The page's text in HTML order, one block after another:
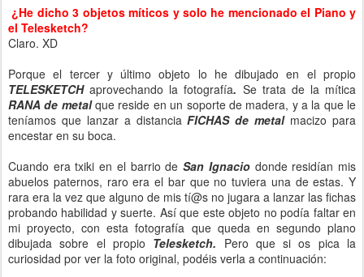
¿He dicho 3 objetos míticos y solo he mencionado el Piano y
el Telesketch?
Claro. XD
Porque el tercer y último objeto lo he dibujado en el propio
TELESKETCHaprovechando la fotografía. Se trata de la mítica
RANA de metalque reside en un soporte de madera, y a la que le
teníamos que lanzar a distanciaFICHAS de metal macizo para
encestar en su boca.
Cuando era txiki en el barrio deSan Ignacio donde residían mis
abuelos paternos, raro era el bar que no tuviera una de estas. Y
rara era la vez que alguno de mis tí@s no jugara a lanzar las fichas
probando habilidad y suerte. Así que este objeto no podía faltar en
mi proyecto, con esta fotografía que queda en segundo plano
dibujada sobre el propio Telesketch. Pero que si os pica la
curiosidad por ver la foto original, podéis verla a continuación: